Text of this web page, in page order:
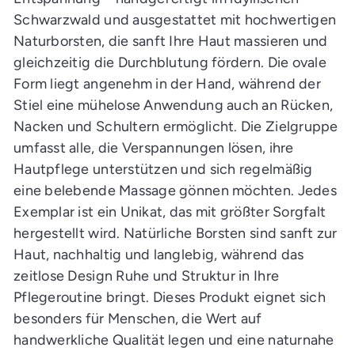
a
u
f
s
a
g
e
n
l
e
e
Schwarzwald und ausgestattet mit hochwertigen
Naturborsten, die sanft Ihre Haut massieren und
gleichzeitig die Durchblutung fördern. Die ovale
Form liegt angenehm in der Hand, während der
Stiel eine mühelose Anwendung auch an Rücken,
Nacken und Schultern ermöglicht. Die Zielgruppe
umfasst alle, die Verspannungen lösen, ihre
Hautpflege unterstützen und sich regelmäßig
eine belebende Massage gönnen möchten. Jedes
Exemplar ist ein Unikat, das mit größter Sorgfalt
hergestellt wird. Natürliche Borsten sind sanft zur
Haut, nachhaltig und langlebig, während das
zeitlose Design Ruhe und Struktur in Ihre
Pflegeroutine bringt. Dieses Produkt eignet sich
besonders für Menschen, die Wert auf
handwerkliche Qualität legen und eine naturnahe